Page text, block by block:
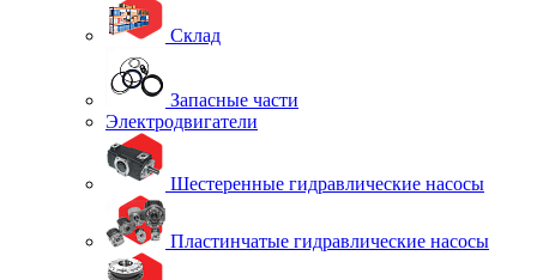
Склад
Запасные части
Электродвигатели
Шестеренные гидравлические насосы
Пластинчатые гидравлические насосы